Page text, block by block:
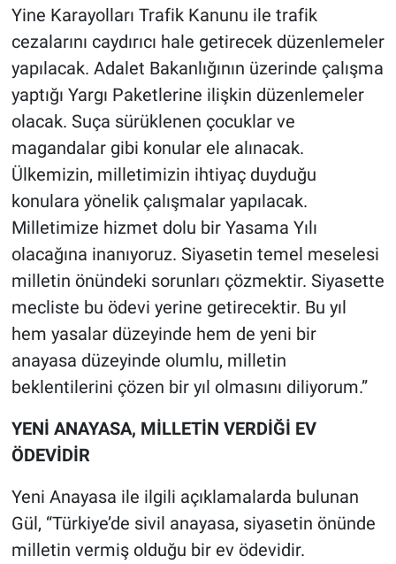
Yine Karayolları Trafik Kanunu ile trafik
cezalarını caydırıcı hale getirecek düzenlemeler
yapılacak. Adalet Bakanlığının üzerinde çalışma
yaptığı Yargı Paketlerine ilişkin düzenlemeler
olacak. Suça sürüklenen çocuklar ve
magandalar gibi konular ele alınacak.
Ülkemizin, milletimizin ihtiyaç duyduğu
konulara yönelik çalışmalar yapılacak.
Milletimize hizmet dolu bir Yasama Yılı
olacağına inanıyoruz. Siyasetin temel meselesi
milletin önündeki sorunları çözmektir. Siyasette
mecliste bu ödevi yerine getirecektir. Bu yıl
hem yasalar düzeyinde hem de yeni bir
anayasa düzeyinde olumlu, milletin
beklentilerini çözen bir yıl olmasını diliyorum.”
YENİ ANAYASA, MİLLETİN VERDİĞİ EV
ÖDEVİDİR
Yeni Anayasa ile ilgili açıklamalarda bulunan
Gül, “Türkiye’de sivil anayasa, siyasetin önünde
milletin vermiş olduğu bir ev ödevidir.